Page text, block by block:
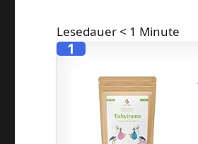
Lesedauer < 1 Minute
1